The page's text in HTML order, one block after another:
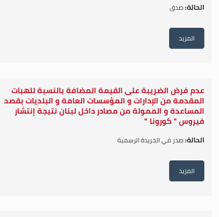
الحالة:صدق
المزيد
عدم فرض الضريبة على القيمة المضافة بالنسبة للهبات
المقدمة من الإدارات و المؤسسات العامة و البلديات بقصد
المساعدة و الممولة من مصادر داخل لبنان نتيجة إنتشار
فيروس " كورونا "
الحالة:صدر في الجريدة الرسمية
المزيد